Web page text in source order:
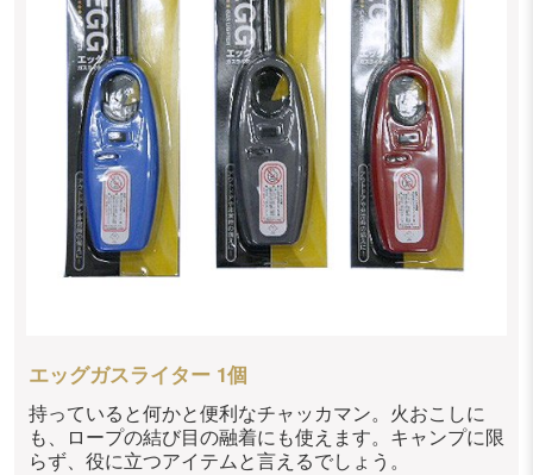
エッグガスライター 1個
持っていると何かと便利なチャッカマン。火おこしに
も、ロープの結び目の融着にも使えます。キャンプに限
らず、役に立つアイテムと言えるでしょう。